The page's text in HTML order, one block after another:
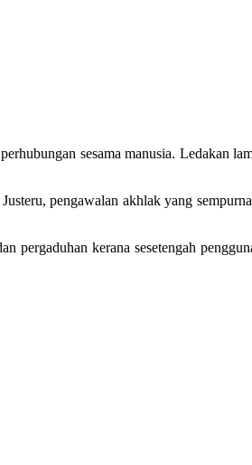
sesama manusia. Ledakan
pengawalan akhlak yang
pergaduhan kerana sesetengah